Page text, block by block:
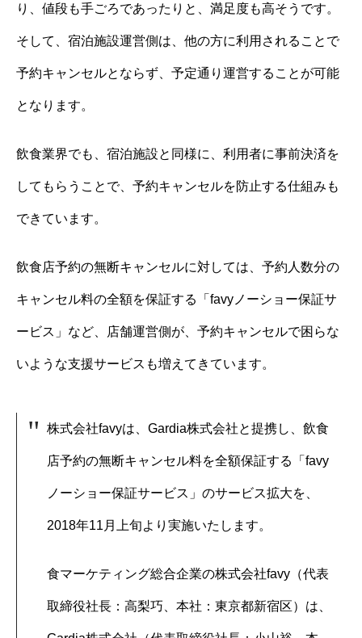
り、値段も手ごろであったりと、満足度も高そうです。
そして、宿泊施設運営側は、他の方に利用されることで
予約キャンセルとならず、予定通り運営することが可能
となります。
飲食業界でも、宿泊施設と同様に、利用者に事前決済を
してもらうことで、予約キャンセルを防止する仕組みも
できています。
飲食店予約の無断キャンセルに対しては、予約人数分の
キャンセル料の全額を保証する「favyノーショー保証サ
ービス」など、店舗運営側が、予約キャンセルで困らな
いような支援サービスも増えてきています。
株式会社favyは、Gardia株式会社と提携し、飲食
店予約の無断キャンセル料を全額保証する「favy
ノーショー保証サービス」のサービス拡大を、
2018年11月上旬より実施いたします。
食マーケティング総合企業の株式会社favy（代表
取締役社長：高梨巧、本社：東京都新宿区）は、